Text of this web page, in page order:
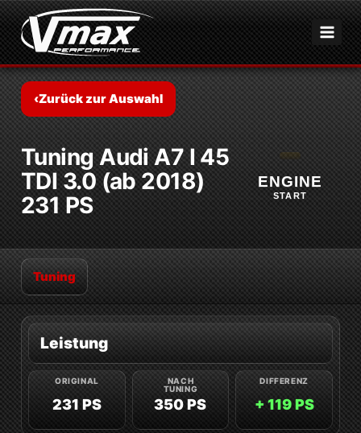
Zum
Inhalt
springen
‹Zurück zur Auswahl
Tuning Audi A7 I 45
TDI 3.0 (ab 2018)
231 PS
ENGINE
START
Tuning
Leistung
231 PS 350 PS + 119 PS